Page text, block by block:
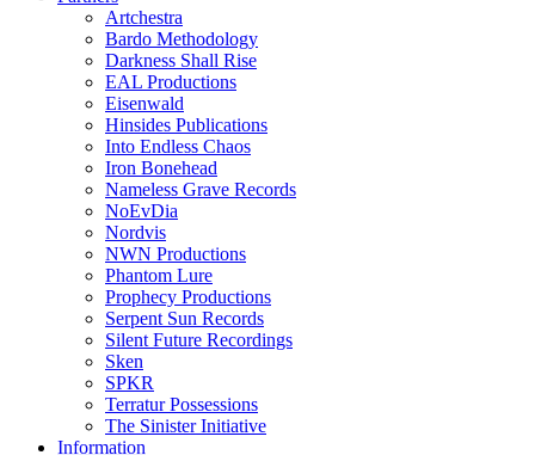
Artchestra
Bardo Methodology
Darkness Shall Rise
EAL Productions
Eisenwald
Hinsides Publications
Into Endless Chaos
Iron Bonehead
Nameless Grave Records
NoEvDia
Nordvis
NWN Productions
Phantom Lure
Prophecy Productions
Serpent Sun Records
Silent Future Recordings
Sken
SPKR
Terratur Possessions
The Sinister Initiative
Information